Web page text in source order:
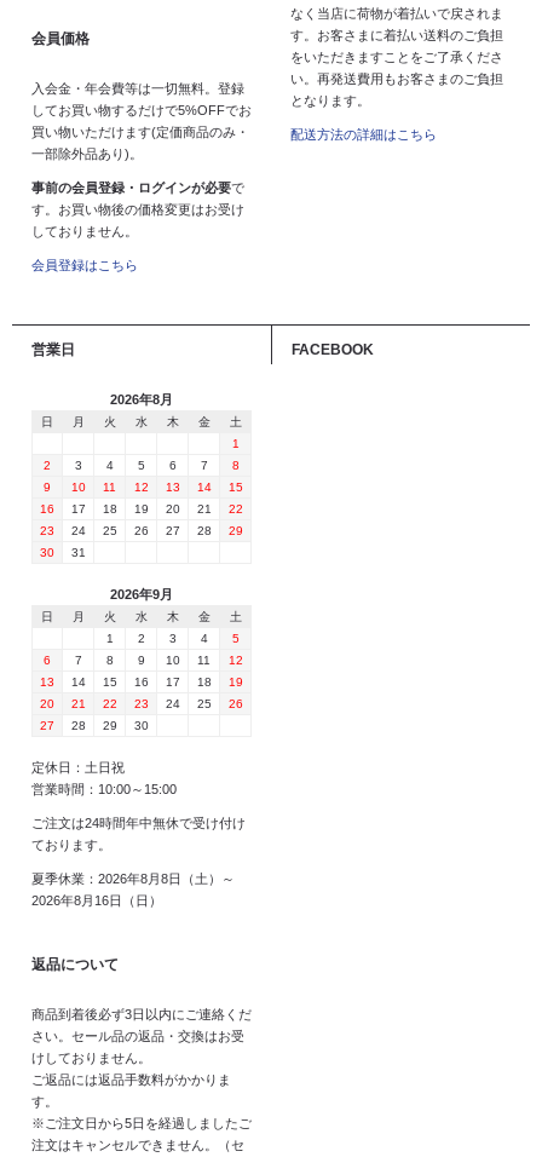
会員価格
入会金・年会費等は一切無料。登録
してお買い物するだけで5%OFFでお
買い物いただけます(定価商品のみ・
一部除外品あり)。
事前の会員登録・ログインが必要で
す。お買い物後の価格変更はお受け
しておりません。
会員登録はこちら
なく当店に荷物が着払いで戻されま
す。お客さまに着払い送料のご負担
をいただきますことをご了承くださ
い。再発送費用もお客さまのご負担
となります。
配送方法の詳細はこちら
営業日
2026年8月
日 月 火 水 木 金
土
1
2
3 4 5 6 7
8
9
10 11 12 13 14
15
16
17 18 19 20 21
22
23
24 25 26 27 28
29
30
31
2026年9月
日 月 火 水 木 金
土
1
2 3 4
5
6
7 8 9 10 11
12
13
14 15 16 17 18
19
20
21 22 23 24 25
26
27
28 29 30
定休日：土日祝
営業時間：10:00～15:00
ご注文は24時間年中無休で受け付け
ております。
夏季休業：2026年8月8日（土）～
2026年8月16日（日）
返品について
商品到着後必ず3日以内にご連絡くだ
さい。セール品の返品・交換はお受
けしておりません。
ご返品には返品手数料がかかりま
す。
※ご注文日から5日を経過しましたご
注文はキャンセルできません。（セ
FACEBOOK